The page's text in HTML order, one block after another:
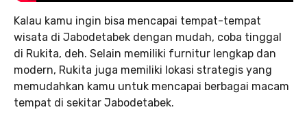
Kalau kamu ingin bisa mencapai tempat-tempat
wisata di Jabodetabek dengan mudah, coba tinggal
di Rukita, deh. Selain memiliki furnitur lengkap dan
modern, Rukita juga memiliki lokasi strategis yang
memudahkan kamu untuk mencapai berbagai macam
tempat di sekitar Jabodetabek.